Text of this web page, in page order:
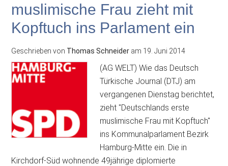
muslimische Frau zieht mit
Kopftuch ins Parlament ein
Geschrieben von Thomas Schneider am 19. Juni 2014
(AG WELT) Wie das Deutsch
Türkische Journal (DTJ) am
vergangenen Dienstag berichtet,
zieht "Deutschlands erste
muslimische Frau mit Kopftuch"
ins Kommunalparlament Bezirk
Hamburg-Mitte ein. Die in
Kirchdorf-Süd wohnende 49jährige diplomierte